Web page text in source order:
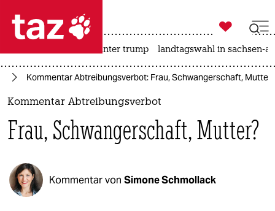
 taz zahl ich
taz zahl ich
politik
öko
gesellschaft

taz zahl ich
usa unter trump landtagswahl in sachsen-
Kommentar Abtreibungsverbot: Frau, Schwangerschaft, Mutter?
Kommentar Abtreibungsverbot
Frau, Schwangerschaft, Mutter?
Kommentar von Simone Schmollack